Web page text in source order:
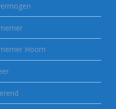
Hoorn